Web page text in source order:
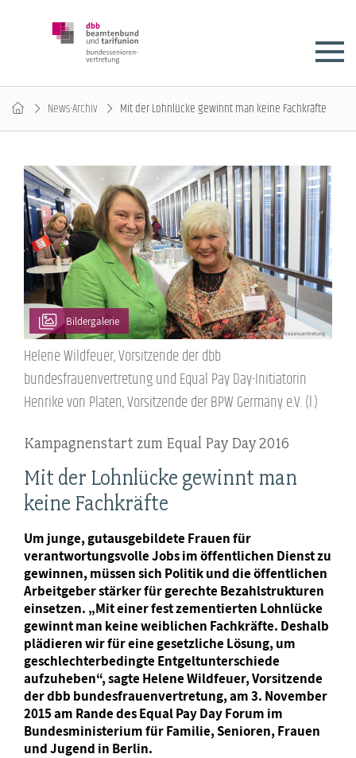
News-Archiv Mit der Lohnlücke gewinnt man keine Fachkräfte
Bildergalerie
Helene Wildfeuer, Vorsitzende der dbb
bundesfrauenvertretung und Equal Pay Day-Initiatorin
Henrike von Platen, Vorsitzende der BPW Germany e.V. (l.)
Kampagnenstart zum Equal Pay Day 2016
Mit der Lohnlücke gewinnt man
keine Fachkräfte
Um junge, gutausgebildete Frauen für
verantwortungsvolle Jobs im öffentlichen Dienst zu
gewinnen, müssen sich Politik und die öffentlichen
Arbeitgeber stärker für gerechte Bezahlstrukturen
einsetzen. „Mit einer fest zementierten Lohnlücke
gewinnt man keine weiblichen Fachkräfte. Deshalb
plädieren wir für eine gesetzliche Lösung, um
geschlechterbedingte Entgeltunterschiede
aufzuheben“, sagte Helene Wildfeuer, Vorsitzende
der dbb bundesfrauenvertretung, am 3. November
2015 am Rande des Equal Pay Day Forum im
Bundesministerium für Familie, Senioren, Frauen
und Jugend in Berlin.